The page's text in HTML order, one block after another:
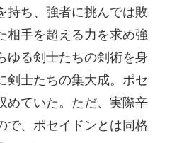
持ち、強者に挑んでは敗
相手を超える力を求め強
ゆる剣士たちの剣術を身
剣士たちの集大成。ポセ
めていた。ただ、実際辛
で、ポセイドンとは同格